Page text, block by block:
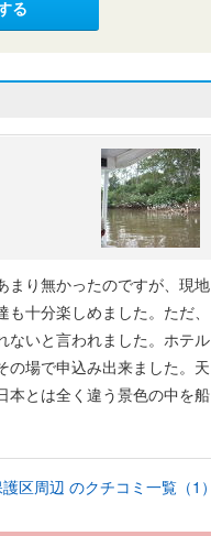
る
まり無かったのですが、現地
十分楽しめました。ただ、
ないと言われました。ホテル
の場で申込み出来ました。天
本とは全く違う景色の中を船
区周辺 のクチコミ一覧（1）